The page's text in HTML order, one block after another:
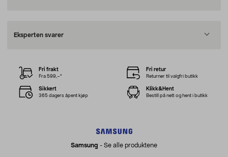
Eksperten svarer
Samsung - Se alle produktene
Fri frakt
Fra 599,–*
Fri retur
Returner til valgfri butikk
Sikkert
365 dagers åpent kjøp
Klikk&Hent
Bestill på nett og hent i butikk